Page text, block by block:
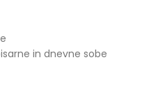
in dnevne sobe